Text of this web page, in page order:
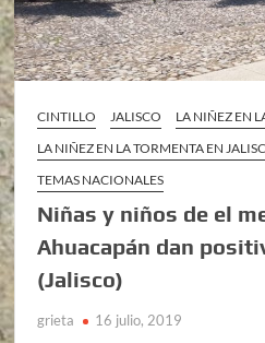
CINTILLO JALISCO
LA NIÑEZ EN
LA NIÑEZ EN LA TORMENTA EN
TEMAS NACIONALES
Niñas y niños de el
Ahuacapán dan
(Jalisco)
grieta 16 julio, 2019